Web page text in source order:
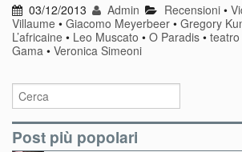
03/12/2013 Admin Recensioni•
Villaume • Giacomo Meyerbeer • Gregory
L’africaine • Leo Muscato • O Paradis •
Gama • Veronica Simeoni
Post più popolari